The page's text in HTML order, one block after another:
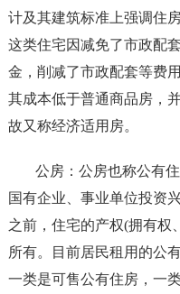
计及其建筑标准上强调住
这类住宅因减免了市政配
金，削减了市政配套等费
其成本低于普通商品房，
故又称经济适用房。
公房：公房也称公有
国有企业、事业单位投资
之前，住宅的产权(拥有权
所有。目前居民租用的公
一类是可售公有住房，一